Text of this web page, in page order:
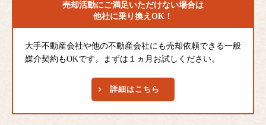
売却活動にご満足いただけない場合は
他社に乗り換えOK！
大手不動産会社や他の不動産会社にも売却依頼できる一般
媒介契約もOKです。まずは１ヵ月お試しください。
詳細はこちら